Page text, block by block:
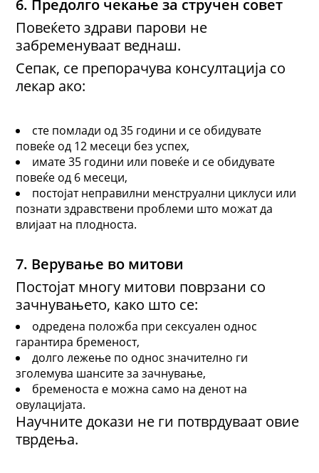
Повеќето здрави парови не
забременуваат веднаш.
Сепак, се препорачува консултација со
лекар ако:
сте помлади од 35 години и се обидувате
повеќе од 12 месеци без успех,
имате 35 години или повеќе и се обидувате
повеќе од 6 месеци,
постојат неправилни менструални циклуси или
познати здравствени проблеми што можат да
влијаат на плодноста.
7. Верување во митови
Постојат многу митови поврзани со
зачнувањето, како што се:
одредена положба при сексуален однос
гарантира бременост,
долго лежење по однос значително ги
зголемува шансите за зачнување,
бременоста е можна само на денот на
овулацијата.
Научните докази не ги потврдуваат овие
тврдења.